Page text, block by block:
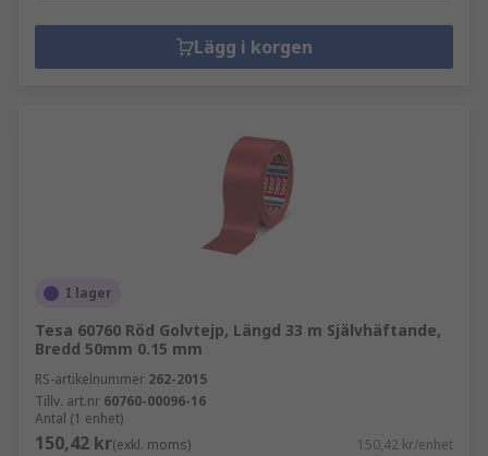
Lägg i korgen
I lager
Tesa 60760 Röd Golvtejp, Längd 33 m Självhäftande,
Bredd 50mm 0.15 mm
RS-artikelnummer 262-2015
Tillv. art.nr 60760-00096-16
Antal (1 enhet)
150,42 kr(exkl. moms) 150,42 kr/enhet